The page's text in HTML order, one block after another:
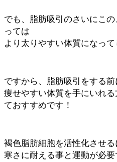
でも、脂肪吸引のさいにこ
っては
より太りやすい体質になって
ですから、脂肪吸引をする
痩せやすい体質を手にいれ
ておすすめです！
褐色脂肪細胞を活性化させる
寒さに耐える事と運動が必要